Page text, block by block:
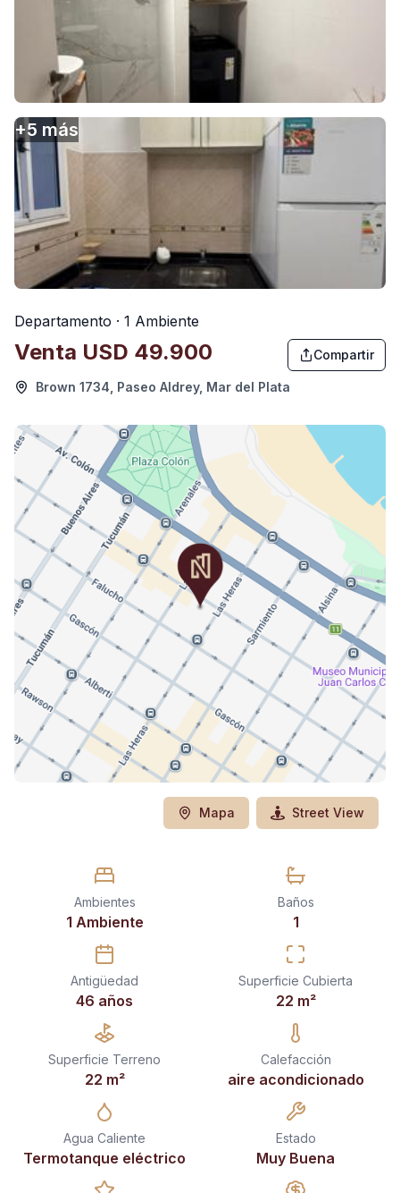
+5 más
Departamento · 1 Ambiente
Venta USD 49.900 Compartir
Brown 1734, Paseo Aldrey, Mar del Plata
Mapa Street View
Ambientes
1 Ambiente
Baños
1
Antigüedad
46 años
Superficie Cubierta
22 m²
Superficie Terreno
22 m²
Calefacción
aire acondicionado
Agua Caliente
Termotanque eléctrico
Estado
Muy Buena